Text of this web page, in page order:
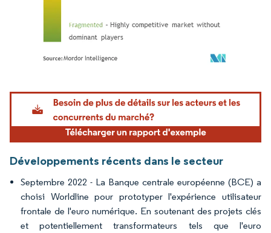
Image © Mordor Intelligence. La réutilisation nécessite une attribution sous CC BY
Développements récents dans le secteur
Septembre 2022 - La Banque centrale européenne (BCE) a
choisi Worldline pour prototyper l'expérience utilisateur
frontale de l'euro numérique. En soutenant des projets clés
et potentiellement transformateurs tels que l'euro